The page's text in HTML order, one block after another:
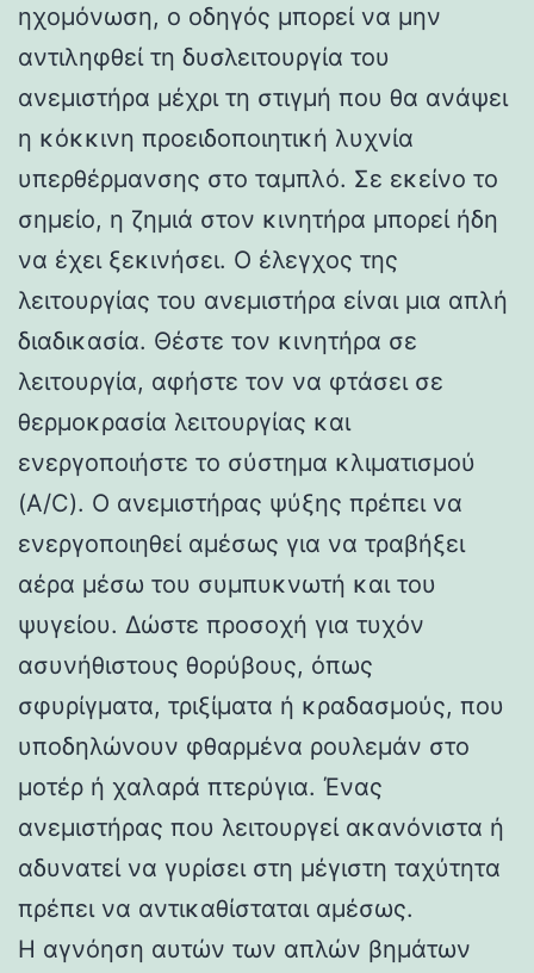
ηχομόνωση, ο οδηγός μπορεί να μην
αντιληφθεί τη δυσλειτουργία του
ανεμιστήρα μέχρι τη στιγμή που θα ανάψει
η κόκκινη προειδοποιητική λυχνία
υπερθέρμανσης στο ταμπλό. Σε εκείνο το
σημείο, η ζημιά στον κινητήρα μπορεί ήδη
να έχει ξεκινήσει. Ο έλεγχος της
λειτουργίας του ανεμιστήρα είναι μια απλή
διαδικασία. Θέστε τον κινητήρα σε
λειτουργία, αφήστε τον να φτάσει σε
θερμοκρασία λειτουργίας και
ενεργοποιήστε το σύστημα κλιματισμού
(A/C). Ο ανεμιστήρας ψύξης πρέπει να
ενεργοποιηθεί αμέσως για να τραβήξει
αέρα μέσω του συμπυκνωτή και του
ψυγείου. Δώστε προσοχή για τυχόν
ασυνήθιστους θορύβους, όπως
σφυρίγματα, τριξίματα ή κραδασμούς, που
υποδηλώνουν φθαρμένα ρουλεμάν στο
μοτέρ ή χαλαρά πτερύγια. Ένας
ανεμιστήρας που λειτουργεί ακανόνιστα ή
αδυνατεί να γυρίσει στη μέγιστη ταχύτητα
πρέπει να αντικαθίσταται αμέσως.
Η αγνόηση αυτών των απλών βημάτων